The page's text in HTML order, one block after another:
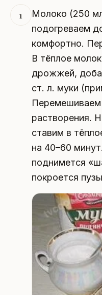
1
Молоко (250
подогреваем
комфортно.
В тёплое
дрожжей,
ст. л. муки
растворения.
ставим в
на 40–60
поднимется
покроется